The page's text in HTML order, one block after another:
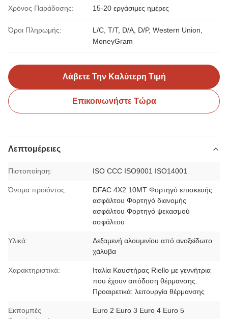
Χρόνος Παράδοσης: 15-20 εργάσιμες ημέρες
Όροι Πληρωμής:
L/C, T/T, D/A, D/P, Western Union,
MoneyGram
Λάβετε Την Καλύτερη Τιμή
Επικοινωνήστε Τώρα
Λεπτομέρειες
Πιστοποίηση: ISO CCC ISO9001 ISO14001
Όνομα προϊόντος:
DFAC 4X2 10MT Φορτηγό επισκευής
ασφάλτου Φορτηγό διανομής
ασφάλτου Φορτηγό ψεκασμού
ασφάλτου
Υλικά:
Δεξαμενή αλουμινίου από ανοξείδωτο
χάλυβα
Χαρακτηριστικά:
Ιταλία Καυστήρας Riello με γεννήτρια
που έχουν απόδοση θέρμανσης.
Προαιρετικά: λειτουργία θέρμανσης
Εκπομπές
Euro 2 Euro 3 Euro 4 Euro 5